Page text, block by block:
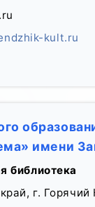
kult.ru
имени
библиотека
г.